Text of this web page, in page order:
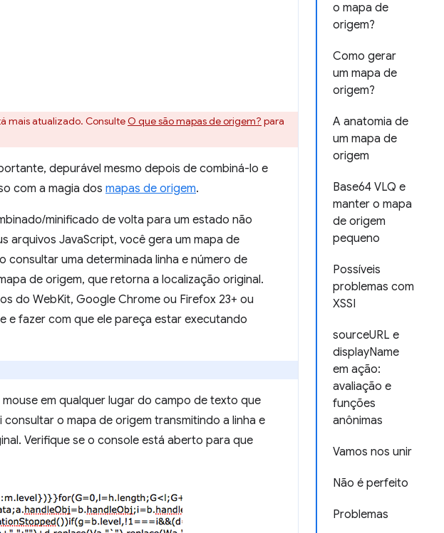
o mapa de
origem?
Como gerar
um mapa de
origem?
A anatomia de
um mapa de
origem
Base64 VLQ e
manter o mapa
de origem
pequeno
Possíveis
problemas com
XSSI
sourceURL e
displayName
em ação:
avaliação e
funções
anônimas
Vamos nos unir
Não é perfeito
Problemas
mais atualizado. ConsulteO que são mapas de origem? para
depurável mesmo depois de combiná-lo e
com a magia dos mapas de origem.
minificado de volta para um estado não
arquivos JavaScript, você gera um mapa de
uma determinada linha e número de
de origem, que retorna a localização original.
do WebKit, Google Chrome ou Firefox 23+ ou
e fazer com que ele pareça estar executando
em qualquer lugar do campo de texto que
o mapa de origem transmitindo a linha e
Verifique se o console está aberto para que